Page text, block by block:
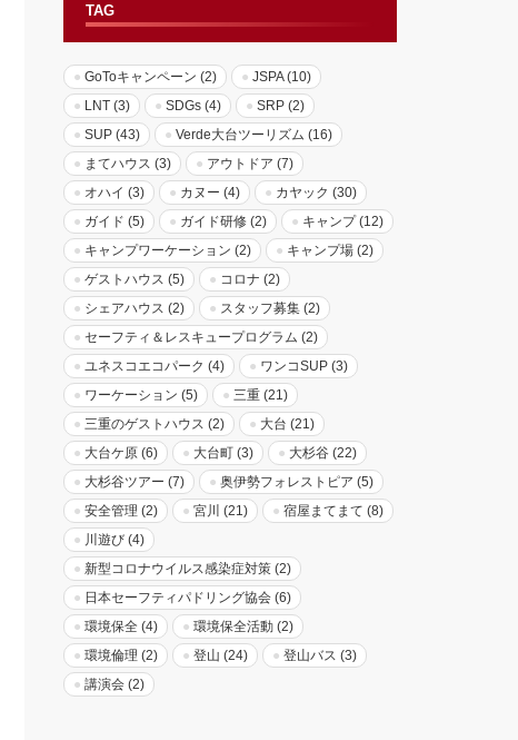
TAG
GoToキャンペーン (2) JSPA(10)
LNT(3) SDGs(4) SRP(2)
SUP(43) Verde大台ツーリズム (16)
まてハウス (3) アウトドア (7)
オハイ (3) カヌー (4) カヤック (30)
ガイド (5) ガイド研修(2) キャンプ(12)
キャンプワーケーション (2) キャンプ場(2)
ゲストハウス (5) コロナ (2)
シェアハウス (2) スタッフ募集(2)
セーフティ＆レスキュープログラム (2)
ユネスコエコパーク (4) ワンコSUP(3)
ワーケーション (5) 三重(21)
三重のゲストハウス (2) 大台 (21)
大台ケ原(6) 大台町(3) 大杉谷(22)
大杉谷ツアー (7) 奥伊勢フォレストピア (5)
安全管理 (2) 宮川 (21) 宿屋まてまて (8)
川遊び(4)
新型コロナウイルス感染症対策(2)
日本セーフティパドリング協会(6)
環境保全(4) 環境保全活動(2)
環境倫理 (2) 登山 (24) 登山バス (3)
講演会(2)